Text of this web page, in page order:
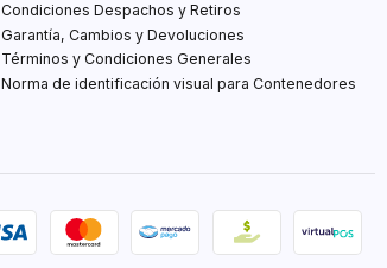
Condiciones Despachos y Retiros
Garantía, Cambios y Devoluciones
Términos y Condiciones Generales
Norma de identificación visual para Contenedores